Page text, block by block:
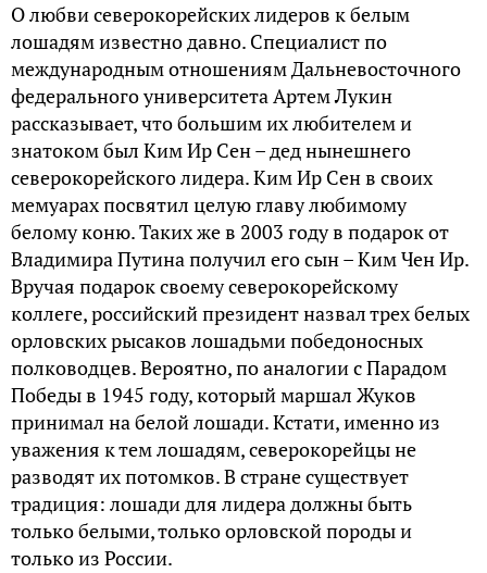
О любви северокорейских лидеров к белым
лошадям известно давно. Специалист по
международным отношениям Дальневосточного
федерального университета Артем Лукин
рассказывает, что большим их любителем и
знатоком был Ким Ир Сен – дед нынешнего
северокорейского лидера. Ким Ир Сен в своих
мемуарах посвятил целую главу любимому
белому коню. Таких же в 2003 году в подарок от
Владимира Путина получил его сын – Ким Чен Ир.
Вручая подарок своему северокорейскому
коллеге, российский президент назвал трех белых
орловских рысаков лошадьми победоносных
полководцев. Вероятно, по аналогии с Парадом
Победы в 1945 году, который маршал Жуков
принимал на белой лошади. Кстати, именно из
уважения к тем лошадям, северокорейцы не
разводят их потомков. В стране существует
традиция: лошади для лидера должны быть
только белыми, только орловской породы и
только из России.